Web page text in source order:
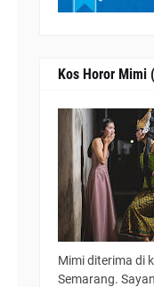
Kos Horor Mimi
Mimi diterima di
Semarang.